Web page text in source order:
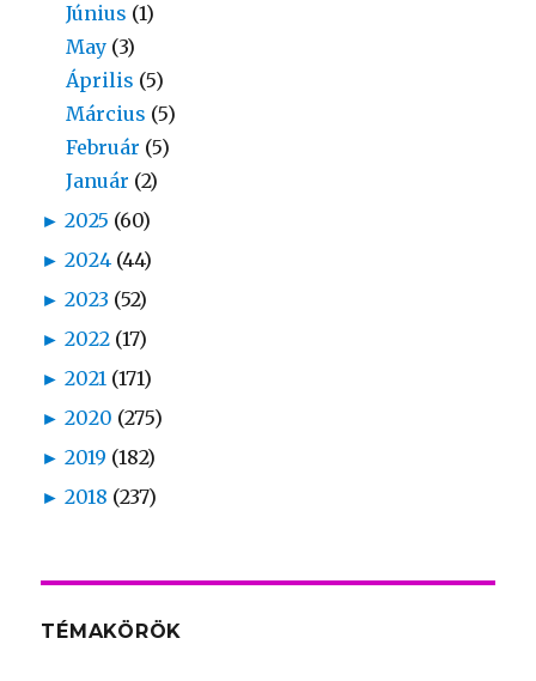
Június (1)
May (3)
Április (5)
Március (5)
Február (5)
Január (2)
► 2025 (60)
► 2024 (44)
► 2023 (52)
► 2022 (17)
► 2021 (171)
► 2020 (275)
► 2019 (182)
► 2018 (237)
TÉMAKÖRÖK